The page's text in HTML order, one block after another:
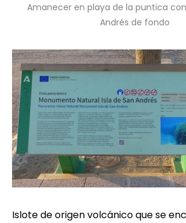
Amanecer en playa de la puntica
Andrés de fondo
Islote de origen volcánico que se